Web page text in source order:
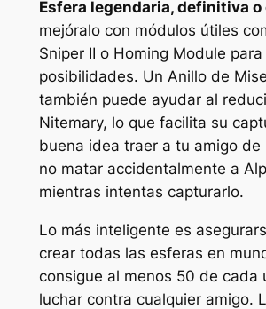
Esfera legendaria, definitiva o
mejóralo con módulos útiles
Sniper II o Homing Module
posibilidades. Un Anillo de
también puede ayudar al
Nitemary, lo que facilita su
buena idea traer a tu amigo de
no matar accidentalmente a
mientras intentas capturarlo.
Lo más inteligente es
crear todas las esferas en
consigue al menos 50 de cada
luchar contra cualquier amigo.